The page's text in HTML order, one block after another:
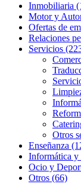
Inmobiliaria
Motor y
Ofertas de
Relaciones
Servicios
Otros
Enseñanza
Informática y
Ocio y
Otros (66)